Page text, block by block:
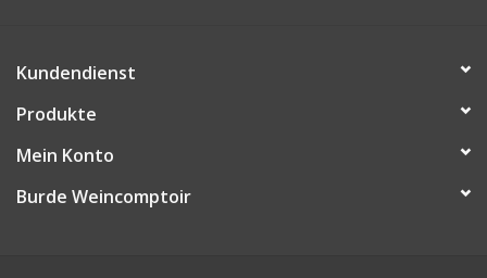
Kundendienst
Produkte
Mein Konto
Burde Weincomptoir